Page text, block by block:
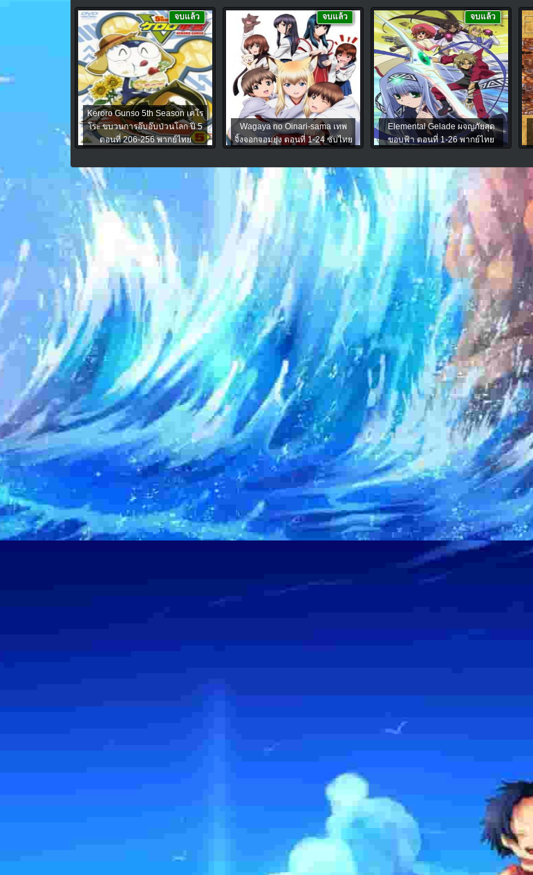
Keroro Gunso 5th Season เคโร
โระ ขบวนการอ๊บอ๊บป่วนโลก ปี 5
ตอนที่ 206-256 พากย์ไทย
จบแล้ว
Wagaya no Oinari-sama เทพ
จิ้งจอกจอมยุ่ง ตอนที่ 1-24 ซับไทย
จบแล้ว
Elemental Gelade ผจญภัยสุด
ขอบฟ้า ตอนที่ 1-26 พากย์ไทย
จบแล้ว